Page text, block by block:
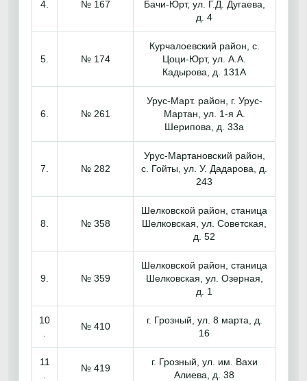
4. № 167
Бачи-Юрт, ул. Г.Д. Дугаева,
д. 4
5. № 174
Курчалоевский район, с.
Цоци-Юрт, ул. А.А.
Кадырова, д. 131А
6. № 261
Урус-Март. район, г. Урус-
Мартан, ул. 1-я А.
Шерипова, д. 33а
7. № 282
Урус-Мартановский район,
с. Гойты, ул. У. Дадарова, д.
243
8. № 358
Шелковской район, станица
Шелковская, ул. Советская,
д. 52
9. № 359
Шелковской район, станица
Шелковская, ул. Озерная,
д. 1
10
№ 410
г. Грозный, ул. 8 марта, д.
16
11
№ 419
г. Грозный, ул. им. Вахи
Алиева, д. 38